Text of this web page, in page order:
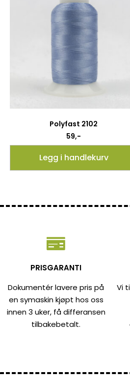
Polyfast 2102
59,-
Legg i handlekurv
PRISGARANTI
Dokumentér lavere pris på
en symaskin kjøpt hos oss
innen 3 uker, få differansen
tilbakebetalt.
Vi